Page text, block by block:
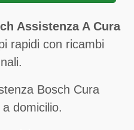
Assistenza A Cura
rapidi con ricambi
Bosch Cura
domicilio.